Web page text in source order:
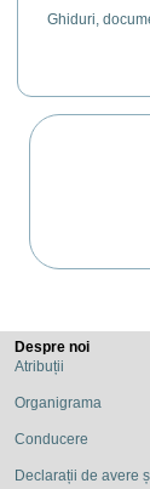
Ghiduri,
Despre noi
Atribuții
Organigrama
Conducere
Declarații de avere